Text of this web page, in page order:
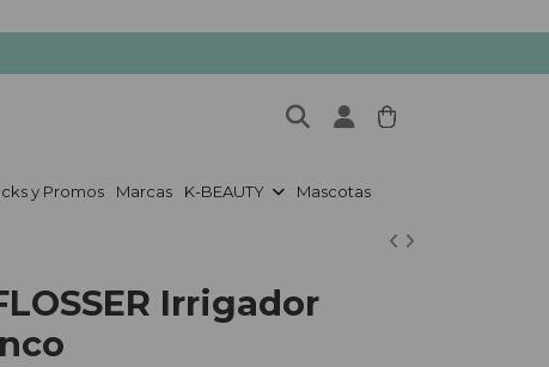
y Promos Marcas K-BEAUTY Mascotas
Irrigador